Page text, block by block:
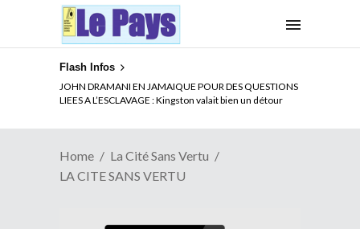
Flash Infos
JOHN DRAMANI EN JAMAIQUE POUR DES QUESTIONS
LIEES A L’ESCLAVAGE : Kingston valait bien un détour
Home
La Cité Sans Vertu
LA CITE SANS VERTU